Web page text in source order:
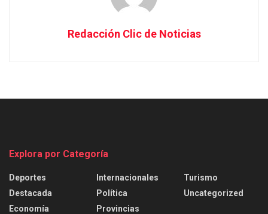
Redacción Clic de Noticias
Explora por Categoría
Deportes
Destacada
Economía
Internacionales
Política
Provincias
Turismo
Uncategorized